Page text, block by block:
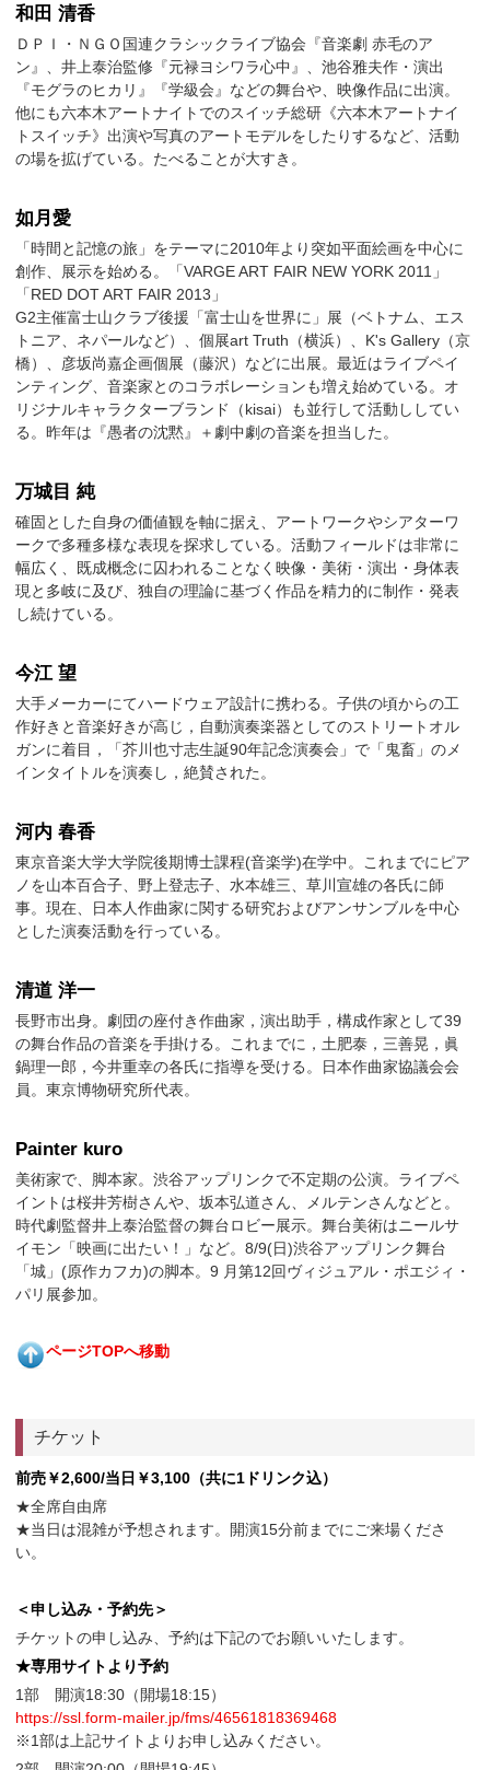
和田 清香
ＤＰＩ・ＮＧＯ国連クラシックライブ協会『音楽劇 赤毛のア
ン』、井上泰治監修『元禄ヨシワラ心中』、池谷雅夫作・演出
『モグラのヒカリ』『学級会』などの舞台や、映像作品に出演。
他にも六本木アートナイトでのスイッチ総研《六本木アートナイ
トスイッチ》出演や写真のアートモデルをしたりするなど、活動
の場を拡げている。たべることが大すき。
如月愛
「時間と記憶の旅」をテーマに2010年より突如平面絵画を中心に
創作、展示を始める。「VARGE ART FAIR NEW YORK 2011」
「RED DOT ART FAIR 2013」
G2主催富士山クラブ後援「富士山を世界に」展（ベトナム、エス
トニア、ネパールなど）、個展art Truth（横浜）、K's Gallery（京
橋）、彦坂尚嘉企画個展（藤沢）などに出展。最近はライブペイ
ンティング、音楽家とのコラボレーションも増え始めている。オ
リジナルキャラクターブランド（kisai）も並行して活動ししてい
る。昨年は『愚者の沈黙』＋劇中劇の音楽を担当した。
万城目 純
確固とした自身の価値観を軸に据え、アートワークやシアターワ
ークで多種多様な表現を探求している。活動フィールドは非常に
幅広く、既成概念に囚われることなく映像・美術・演出・身体表
現と多岐に及び、独自の理論に基づく作品を精力的に制作・発表
し続けている。
今江 望
大手メーカーにてハードウェア設計に携わる。子供の頃からの工
作好きと音楽好きが高じ，自動演奏楽器としてのストリートオル
ガンに着目，「芥川也寸志生誕90年記念演奏会」で「鬼畜」のメ
インタイトルを演奏し，絶賛された。
河内 春香
東京音楽大学大学院後期博士課程(音楽学)在学中。これまでにピア
ノを山本百合子、野上登志子、水本雄三、草川宣雄の各氏に師
事。現在、日本人作曲家に関する研究およびアンサンブルを中心
とした演奏活動を行っている。
清道 洋一
長野市出身。劇団の座付き作曲家，演出助手，構成作家として39
の舞台作品の音楽を手掛ける。これまでに，土肥泰，三善晃，眞
鍋理一郎，今井重幸の各氏に指導を受ける。日本作曲家協議会会
員。東京博物研究所代表。
Painter kuro
美術家で、脚本家。渋谷アップリンクで不定期の公演。ライブペ
イントは桜井芳樹さんや、坂本弘道さん、メルテンさんなどと。
時代劇監督井上泰治監督の舞台ロビー展示。舞台美術はニールサ
イモン「映画に出たい！」など。8/9(日)渋谷アップリンク舞台
「城」(原作カフカ)の脚本。9 月第12回ヴィジュアル・ポエジィ・
パリ展参加。
ページTOPへ移動
チケット
前売￥2,600/当日￥3,100（共に1ドリンク込）
★全席自由席
★当日は混雑が予想されます。開演15分前までにご来場くださ
い。
＜申し込み・予約先＞
チケットの申し込み、予約は下記のでお願いいたします。
★専用サイトより予約
1部 開演18:30（開場18:15）
https://ssl.form-mailer.jp/fms/46561818369468
※1部は上記サイトよりお申し込みください。